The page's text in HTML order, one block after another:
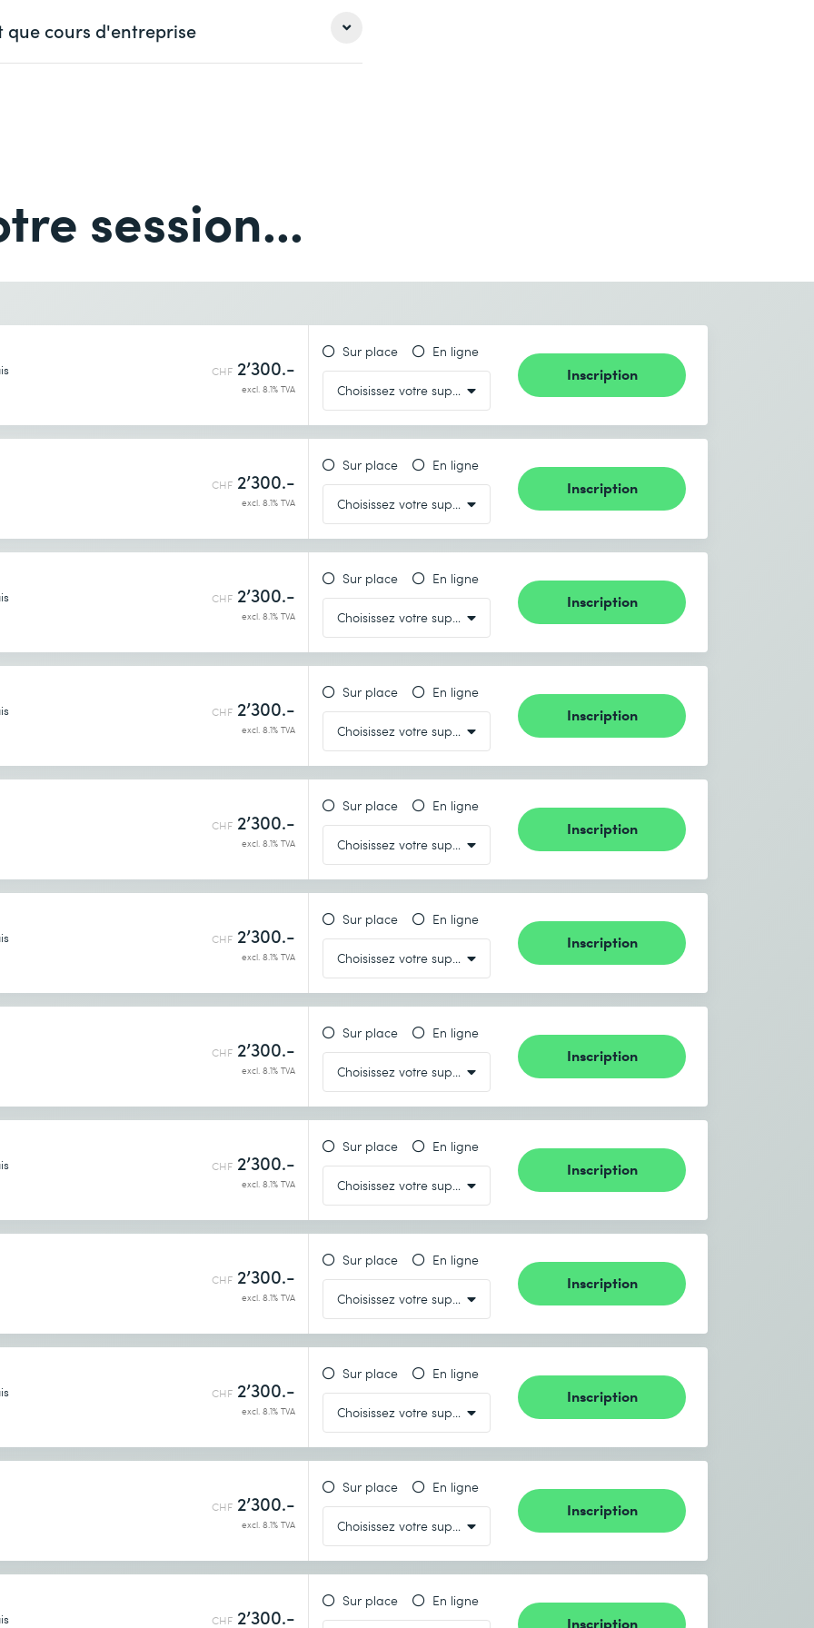
Docker et Kubernetes
Nom *
.
que cours d'entreprise
Téléphone *
.
session...
CHF 2’300.-
excl. 8.1% TVA
Sur place En ligne
Inscription
CHF 2’300.-
excl. 8.1% TVA
Sur place En ligne
Inscription
CHF 2’300.-
excl. 8.1% TVA
Sur place En ligne
Inscription
CHF 2’300.-
excl. 8.1% TVA
Sur place En ligne
Inscription
CHF 2’300.-
excl. 8.1% TVA
Sur place En ligne
Inscription
CHF 2’300.-
excl. 8.1% TVA
Sur place En ligne
Inscription
CHF 2’300.-
excl. 8.1% TVA
Sur place En ligne
Inscription
CHF 2’300.-
excl. 8.1% TVA
Sur place En ligne
Inscription
CHF 2’300.-
excl. 8.1% TVA
Sur place En ligne
Inscription
CHF 2’300.-
excl. 8.1% TVA
Sur place En ligne
Inscription
CHF 2’300.-
excl. 8.1% TVA
Sur place En ligne
Inscription
CHF 2’300.-
Sur place En ligne
Inscription